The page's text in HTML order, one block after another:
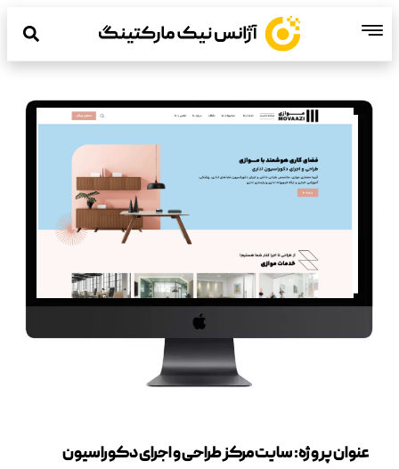
عنوان پروژه: سایت مرکز طراحی و اجرای دکوراسیون